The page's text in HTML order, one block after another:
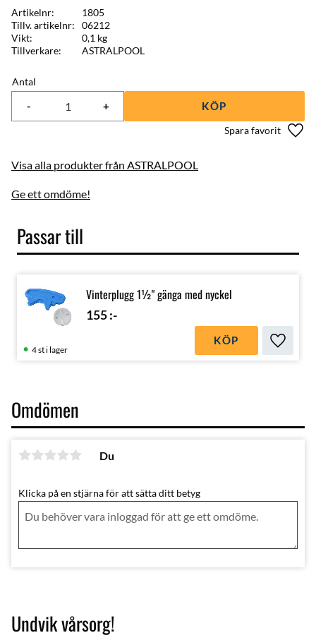
Antal
+
- KÖP
Artikelnr
1805
Tillv. artikelnr
06212
Vikt
0,1 kg
Tillverkare
ASTRALPOOL
Visa alla produkter från ASTRALPOOL
Ge ett omdöme!
Passar till
Vinterplugg 1½" gänga med nyckel
155:-
Lägg
4 st i lager
KÖP
Undvik vårsorg!
Omdömen
Du
Klicka på en stjärna för att sätta ditt betyg